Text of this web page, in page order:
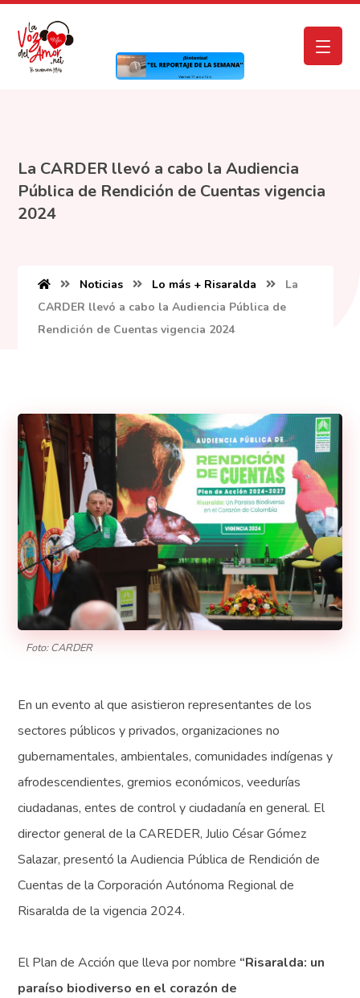
La CARDER llevó a cabo la Audiencia
Pública de Rendición de Cuentas vigencia
2024
Noticias Lo más + Risaralda
La
CARDER llevó a cabo la Audiencia Pública de
Rendición de Cuentas vigencia 2024
Foto: CARDER
En un evento al que asistieron representantes de los
sectores públicos y privados, organizaciones no
gubernamentales, ambientales, comunidades indígenas y
afrodescendientes, gremios económicos, veedurías
ciudadanas, entes de control y ciudadanía en general. El
director general de la CAREDER, Julio César Gómez
Salazar, presentó la Audiencia Pública de Rendición de
Cuentas de la Corporación Autónoma Regional de
Risaralda de la vigencia 2024.
El Plan de Acción que lleva por nombre “Risaralda: un
paraíso biodiverso en el corazón de